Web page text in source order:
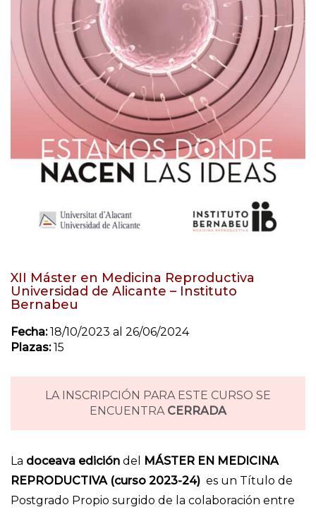
XII Máster en Medicina Reproductiva
Universidad de Alicante – Instituto
Bernabeu
Fecha:18/10/2023 al 26/06/2024
Plazas:15
LA INSCRIPCIÓN PARA ESTE CURSO SE
ENCUENTRA CERRADA
La doceava edición del
MÁSTER EN MEDICINA
REPRODUCTIVA (curso 2023-24) es un Título de
Postgrado Propio surgido de la colaboración entre